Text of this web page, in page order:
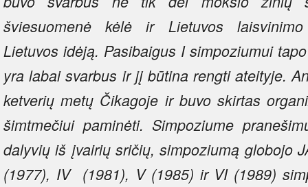
šviesuomenė kėlė ir Lietuvos laisvinimo
Lietuvos idėją. Pasibaigus I simpoziumui
yra labai svarbus ir jį būtina rengti ateityje.
ketverių metų Čikagoje ir buvo skirtas
šimtmečiui paminėti. Simpoziume
dalyvių iš įvairių sričių, simpoziumą globojo
(1977), IV (1981), V (1985) ir VI (1989)